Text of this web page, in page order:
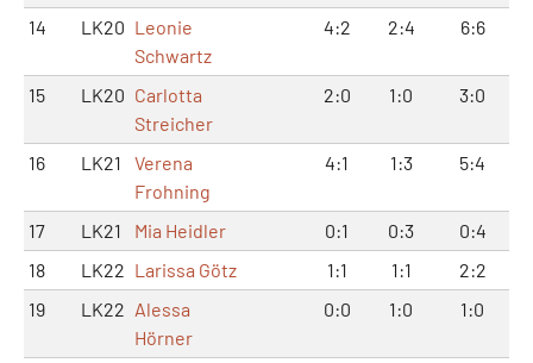
14 LK20 Leonie
Schwartz
4:2 2:4 6:6
15 LK20 Carlotta
Streicher
2:0 1:0 3:0
16 LK21
Verena
Frohning
4:1 1:3 5:4
17 LK21 Mia Heidler 0:1 0:3
0:4
18
LK22 Larissa Götz 1:1 1:1
2:2
19
LK22 Alessa
Hörner
0:0 1:0 1:0